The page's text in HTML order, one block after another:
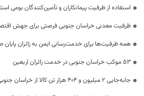
استفاده از ظرفیت پیمانکاران و تأمین‌کنندگان بومی
ظرفیت معدنی خراسان جنوبی فرصتی برای جهش
همه ظرفیت‌ها برای خدمت‌رسانی ایمن به زائران
53 موکب خراسان جنوبی در خدمت زائران اربعین
جابه‌جایی 2 میلیون و 404 هزار تن کالا از خراسان جنوبی به سراسر کشور